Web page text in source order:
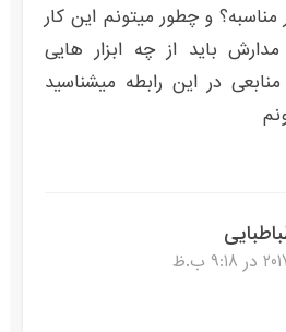
و چطور میتونم این کار
باید از چه ابزار هایی
در این رابطه میشناسید